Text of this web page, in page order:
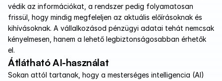
védik az információkat, a rendszer pedig folyamatosan
frissül, hogy mindig megfeleljen az aktuális előírásoknak és
kihívásoknak. A vállalkozásod pénzügyi adatai tehát nemcsak
kényelmesen, hanem a lehető legbiztonságosabban érhetők
el.
Átlátható AI-használat
Sokan attól tartanak, hogy a mesterséges intelligencia (AI)